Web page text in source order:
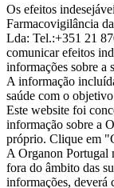
Os efeitos
Farmacovigilância
Lda: Tel.:+351 21
comunicar efeitos
informações sobre a
A informação
saúde com o
Este website foi
informação sobre a
próprio. Clique em
A Organon Portugal
fora do âmbito das
informações, deverá